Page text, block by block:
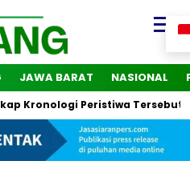
JAWA BARAT NASIONAL
Peristiwa Tersebut